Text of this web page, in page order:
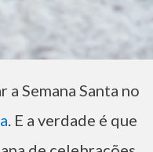
Semana Santa no
. E a verdade é que